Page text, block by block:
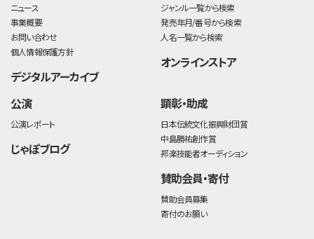
ニュース
事業概要
お問い合わせ
個人情報保護方針
デジタルアーカイブ
ジャンル一覧から検索
発売年月/番号から検索
人名一覧から検索
オンラインストア
公演
公演レポート
じゃぽブログ
顕彰・助成
日本伝統文化振興財団賞
中島勝祐創作賞
邦楽技能者オーディション
賛助会員・寄付
賛助会員募集
寄付のお願い